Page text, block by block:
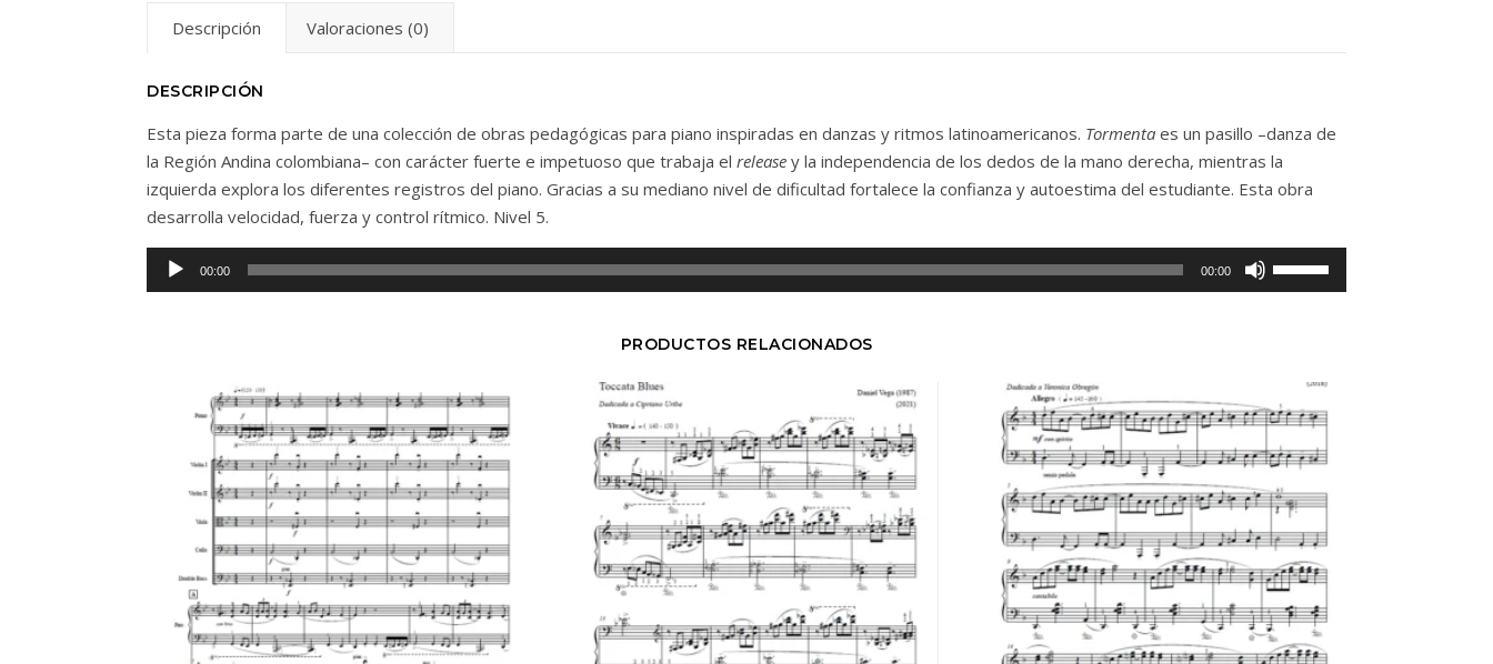
Descripción Valoraciones (0)
DESCRIPCIÓN
Esta pieza forma parte de una colección de obras pedagógicas para piano inspiradas en danzas y ritmos latinoamericanos. Tormenta es un pasillo –danza de
la Región Andina colombiana– con carácter fuerte e impetuoso que trabaja el release y la independencia de los dedos de la mano derecha, mientras la
izquierda explora los diferentes registros del piano. Gracias a su mediano nivel de dificultad fortalece la confianza y autoestima del estudiante. Esta obra
desarrolla velocidad, fuerza y control rítmico. Nivel 5.
Audio
Player
00:00 00:00
Up/Down
increase
or
decrease
PRODUCTOS RELACIONADOS